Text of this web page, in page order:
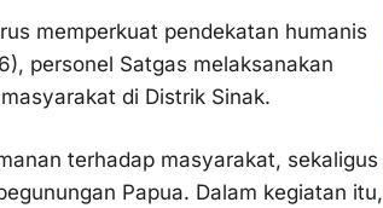
memperkuat pendekatan humanis
personel Satgas melaksanakan
di Distrik Sinak.
terhadap masyarakat, sekaligus
Papua. Dalam kegiatan itu,